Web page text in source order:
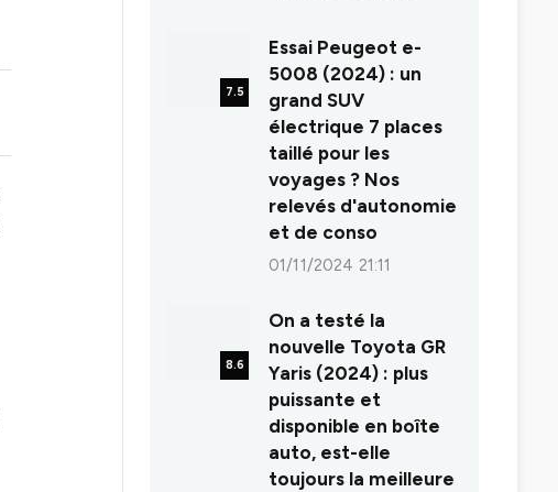
7.5
Essai Peugeot e-
5008 (2024) : un
grand SUV
électrique 7 places
taillé pour les
voyages ? Nos
relevés d'autonomie
et de conso
01/11/2024 21:11
8.6
On a testé la
nouvelle Toyota GR
Yaris (2024) : plus
puissante et
disponible en boîte
auto, est-elle
toujours la meilleure